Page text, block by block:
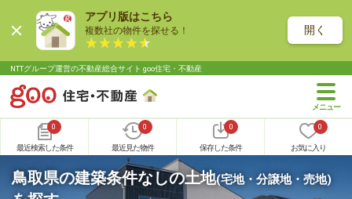
アプリ版はこちら
複数社の物件を探せる！ 開く
NTTグループ運営の不動産総合サイト goo住宅・不動産
0
最近検索した条件
0
最近見た物件
0
保存した条件
0
お気に入り
鳥取県の建築条件なしの土地(宅地・分譲地・売地)